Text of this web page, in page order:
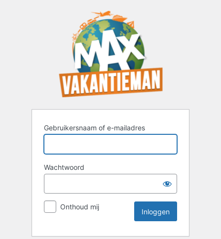
Gebruikersnaam of e-mailadres
Wachtwoord
Onthoud mij